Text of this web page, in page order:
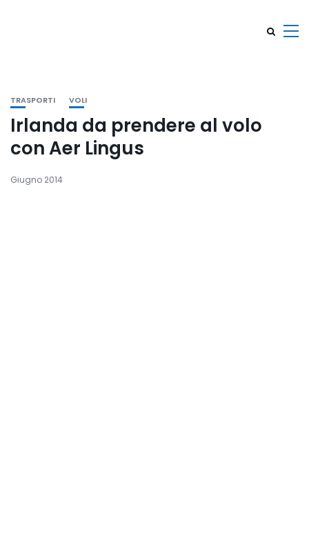
TRASPORTI VOLI
Irlanda da prendere al volo
con Aer Lingus
Giugno 2014